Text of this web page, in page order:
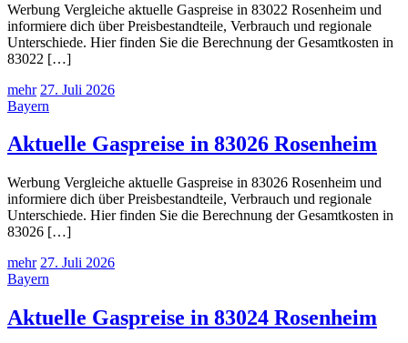
Werbung Vergleiche aktuelle Gaspreise in 83022 Rosenheim und
informiere dich über Preisbestandteile, Verbrauch und regionale
Unterschiede. Hier finden Sie die Berechnung der Gesamtkosten in
83022 […]
mehr 27. Juli 2026
Bayern
Aktuelle Gaspreise in 83026 Rosenheim
Werbung Vergleiche aktuelle Gaspreise in 83026 Rosenheim und
informiere dich über Preisbestandteile, Verbrauch und regionale
Unterschiede. Hier finden Sie die Berechnung der Gesamtkosten in
83026 […]
mehr 27. Juli 2026
Bayern
Aktuelle Gaspreise in 83024 Rosenheim